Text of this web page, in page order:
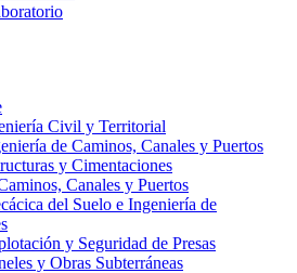
Civil y Territorial
de Caminos, Canales y Puertos
y Cimentaciones
Canales y Puertos
del Suelo e Ingeniería de
y Seguridad de Presas
y Obras Subterráneas